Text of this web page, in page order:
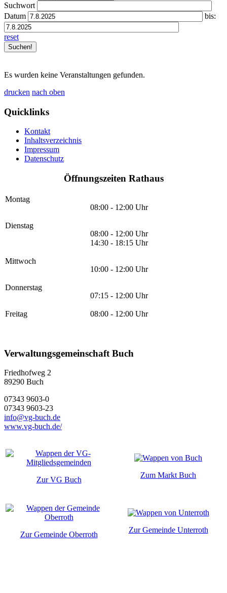
Suchwort
Datum
bis:
reset
Es wurden keine Veranstaltungen gefunden.
drucken nach oben
Quicklinks
Kontakt
Inhaltsverzeichnis
Impressum
Datenschutz
Öffnungszeiten Rathaus
Montag
08:00 - 12:00 Uhr
Dienstag
08:00 - 12:00 Uhr
14:30 - 18:15 Uhr
Mittwoch
10:00 - 12:00 Uhr
Donnerstag
07:15 - 12:00 Uhr
Freitag 08:00 - 12:00 Uhr
Verwaltungsgemeinschaft Buch
Friedhofweg 2
89290 Buch
07343 9603-0
07343 9603-23
info@vg-buch.de
www.vg-buch.de/
Zur VG Buch
Zum Markt Buch
Zur Gemeinde Oberroth
Zur Gemeinde Unterroth